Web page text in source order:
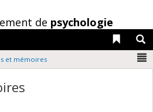
de psychologie
Liens
et mémoires